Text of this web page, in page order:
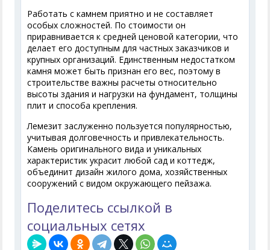
Работать с камнем приятно и не составляет
особых сложностей. По стоимости он
приравнивается к средней ценовой категории, что
делает его доступным для частных заказчиков и
крупных организаций. Единственным недостатком
камня может быть признан его вес, поэтому в
строительстве важны расчеты относительно
высоты здания и нагрузки на фундамент, толщины
плит и способа крепления.
Лемезит заслуженно пользуется популярностью,
учитывая долговечность и привлекательность.
Камень оригинального вида и уникальных
характеристик украсит любой сад и коттедж,
объединит дизайн жилого дома, хозяйственных
сооружений с видом окружающего пейзажа.
Поделитесь ссылкой в
социальных сетях